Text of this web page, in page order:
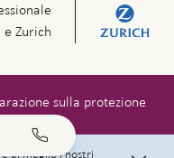
al meglio i nostri
Zurich
sulla protezione
di Assicurazioni SA